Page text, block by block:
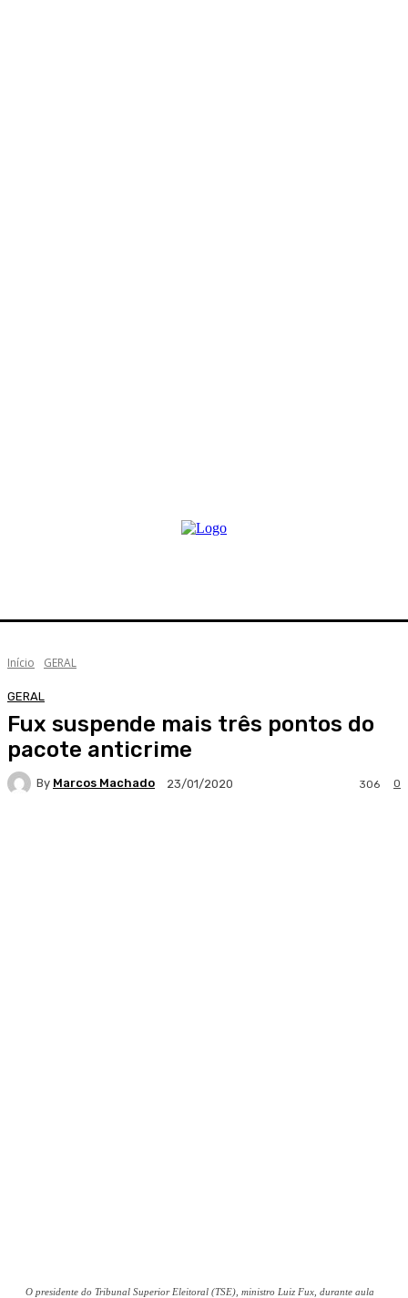
Início GERAL
GERAL
Fux suspende mais três pontos do
pacote anticrime
By Marcos Machado 23/01/2020 0
306
O presidente do Tribunal Superior Eleitoral (TSE), ministro Luiz Fux, durante aula